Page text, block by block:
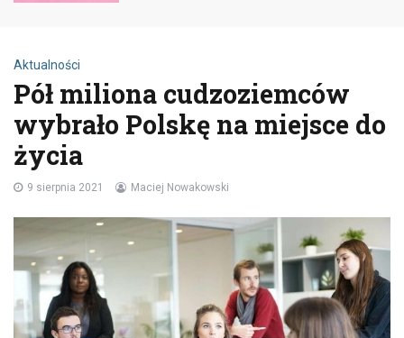
Aktualności
Pół miliona cudzoziemców
wybrało Polskę na miejsce do
życia
9 sierpnia 2021 Maciej Nowakowski